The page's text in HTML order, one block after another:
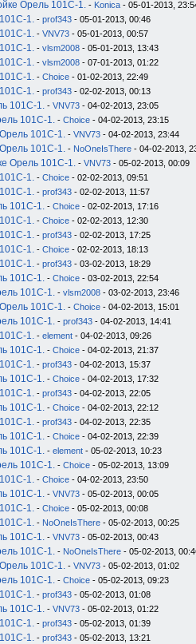
Орель 101С-1. - Konica - 05-01-2013,
1. - prof343 - 05-01-2013, 00:46
1. - VNV73 - 05-01-2013, 00:57
1. - vlsm2008 - 05-01-2013, 13:43
1. - vlsm2008 - 07-01-2013, 01:22
1. - Choice - 01-02-2013, 22:49
1. - prof343 - 02-02-2013, 00:13
101С-1. - VNV73 - 04-02-2013, 23:05
101С-1. - Choice - 04-02-2013, 23:15
101С-1. - VNV73 - 04-02-2013, 23:44
101С-1. - NoOneIsThere - 04-02-2013,
Орель 101С-1. - VNV73 - 05-02-2013, 00:09
1. - Choice - 02-02-2013, 09:51
1. - prof343 - 02-02-2013, 11:57
101С-1. - Choice - 02-02-2013, 17:16
1. - Choice - 02-02-2013, 12:30
1. - prof343 - 02-02-2013, 17:25
1. - Choice - 02-02-2013, 18:13
1. - prof343 - 03-02-2013, 18:29
101С-1. - Choice - 03-02-2013, 22:54
101С-1. - vlsm2008 - 03-02-2013, 23:46
101С-1. - Choice - 04-02-2013, 15:01
101С-1. - prof343 - 04-02-2013, 14:41
1. - element - 04-02-2013, 09:26
101С-1. - Choice - 04-02-2013, 21:37
1. - prof343 - 04-02-2013, 15:37
101С-1. - Choice - 04-02-2013, 17:32
1. - prof343 - 04-02-2013, 22:05
101С-1. - Choice - 04-02-2013, 22:12
1. - prof343 - 04-02-2013, 22:35
101С-1. - Choice - 04-02-2013, 22:39
101С-1. - element - 05-02-2013, 10:23
101С-1. - Choice - 05-02-2013, 13:09
1. - Choice - 04-02-2013, 23:50
101С-1. - VNV73 - 05-02-2013, 00:05
1. - Choice - 05-02-2013, 00:08
1. - NoOneIsThere - 05-02-2013, 00:25
101С-1. - VNV73 - 05-02-2013, 00:43
101С-1. - NoOneIsThere - 05-02-2013,
101С-1. - VNV73 - 05-02-2013, 01:02
101С-1. - Choice - 05-02-2013, 09:23
1. - prof343 - 05-02-2013, 01:08
101С-1. - VNV73 - 05-02-2013, 01:22
1. - prof343 - 05-02-2013, 01:39
1. - prof343 - 05-02-2013, 13:21